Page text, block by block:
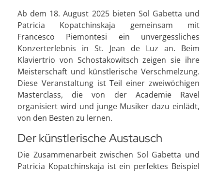
Ab dem 18. August 2025 bieten Sol Gabetta und
Patricia Kopatchinskaja gemeinsam mit
Francesco Piemontesi ein unvergessliches
Konzerterlebnis in St. Jean de Luz an. Beim
Klaviertrio von Schostakowitsch zeigen sie ihre
Meisterschaft und künstlerische Verschmelzung.
Diese Veranstaltung ist Teil einer zweiwöchigen
Masterclass, die von der Academie Ravel
organisiert wird und junge Musiker dazu einlädt,
von den Besten zu lernen.
Der künstlerische Austausch
Die Zusammenarbeit zwischen Sol Gabetta und
Patricia Kopatchinskaja ist ein perfektes Beispiel